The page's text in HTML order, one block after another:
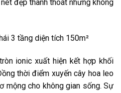
đẹp thanh thoát nhưng không
ionic xuất hiện kết hợp khối
thời điểm xuyến cây hoa leo
mộng cho không gian sống. Sự